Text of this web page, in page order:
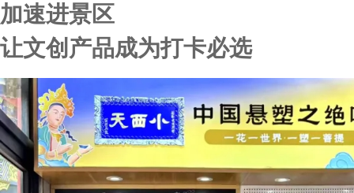
加速进景区
让文创产品成为打卡必选